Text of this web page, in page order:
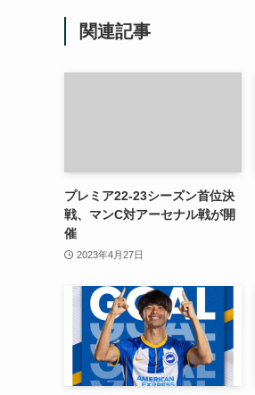
関連記事
プレミア22-23シーズン首位決
戦、マンC対アーセナル戦が開
催
2023年4月27日